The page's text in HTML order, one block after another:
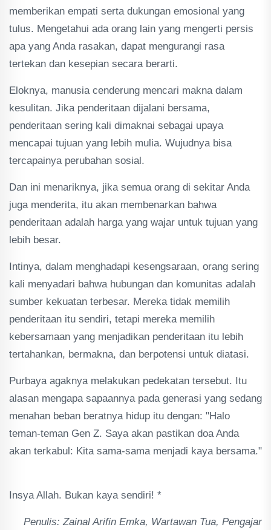
memberikan empati serta dukungan emosional yang
tulus. Mengetahui ada orang lain yang mengerti persis
apa yang Anda rasakan, dapat mengurangi rasa
tertekan dan kesepian secara berarti.
Eloknya, manusia cenderung mencari makna dalam
kesulitan. Jika penderitaan dijalani bersama,
penderitaan sering kali dimaknai sebagai upaya
mencapai tujuan yang lebih mulia. Wujudnya bisa
tercapainya perubahan sosial.
Dan ini menariknya, jika semua orang di sekitar Anda
juga menderita, itu akan membenarkan bahwa
penderitaan adalah harga yang wajar untuk tujuan yang
lebih besar.
Intinya, dalam menghadapi kesengsaraan, orang sering
kali menyadari bahwa hubungan dan komunitas adalah
sumber kekuatan terbesar. Mereka tidak memilih
penderitaan itu sendiri, tetapi mereka memilih
kebersamaan yang menjadikan penderitaan itu lebih
tertahankan, bermakna, dan berpotensi untuk diatasi.
Purbaya agaknya melakukan pedekatan tersebut. Itu
alasan mengapa sapaannya pada generasi yang sedang
menahan beban beratnya hidup itu dengan: "Halo
teman-teman Gen Z. Saya akan pastikan doa Anda
akan terkabul: Kita sama-sama menjadi kaya bersama."
Insya Allah. Bukan kaya sendiri! *
Penulis: Zainal Arifin Emka, Wartawan Tua, Pengajar